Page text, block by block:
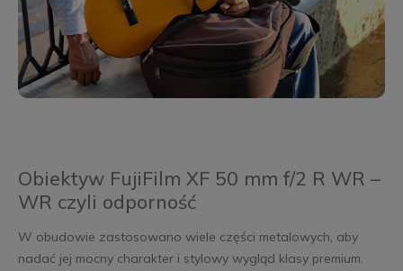
Obiektyw FujiFilm XF 50 mm f/2 R WR –
WR czyli odporność
W obudowie zastosowano wiele części metalowych, aby
nadać jej mocny charakter i stylowy wygląd klasy premium.